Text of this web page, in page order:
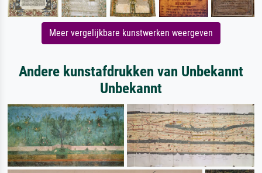
Meer vergelijkbare kunstwerken weergeven
Andere kunstafdrukken van Unbekannt
Unbekannt